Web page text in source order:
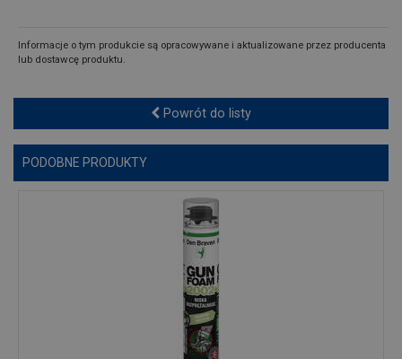
Informacje o tym produkcie są opracowywane i aktualizowane przez producenta
lub dostawcę produktu.
Powrót do listy
PODOBNE PRODUKTY